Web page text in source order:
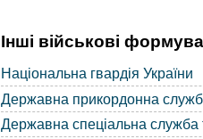
Інші військові
Національна гвардія України
Державна прикордонна
Державна спеціальна служба